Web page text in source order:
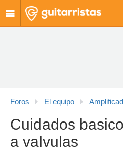
Foros El equipo
Cuidados
a valvulas